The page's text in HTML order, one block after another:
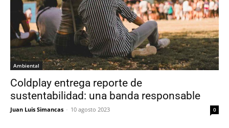
Ambiental
Coldplay entrega reporte de
sustentabilidad: una banda responsable
Juan Luis Simancas - 10 agosto 2023 0